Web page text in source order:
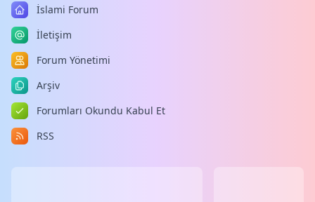
İslami Forum
İletişim
Forum Yönetimi
Arşiv
Forumları Okundu Kabul Et
RSS